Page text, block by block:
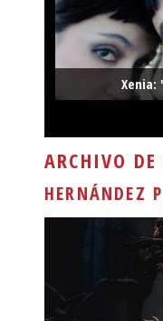
Xenia:
ARCHIVO
HERNÁNDEZ